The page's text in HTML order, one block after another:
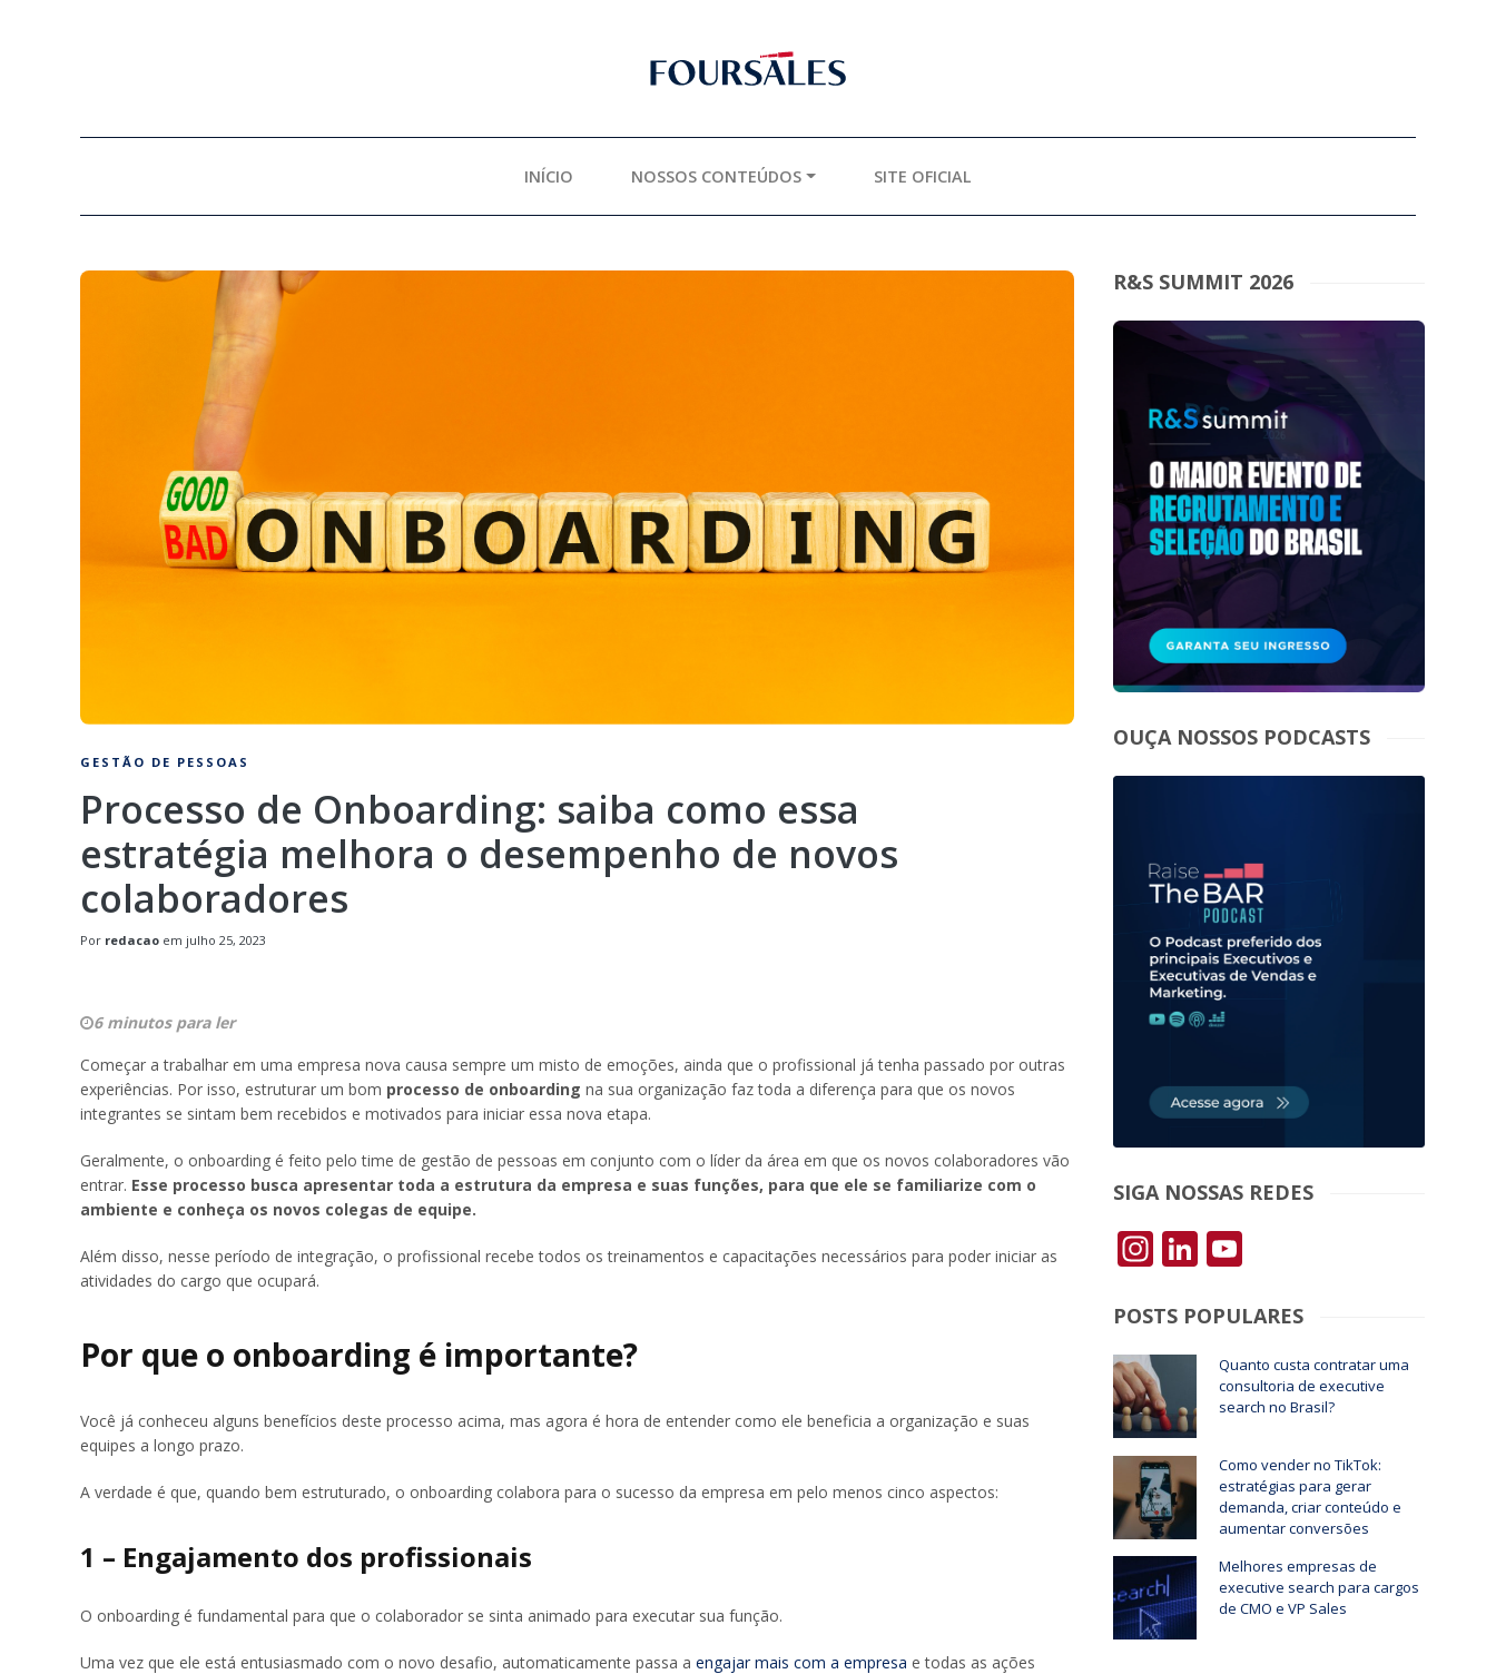
INÍCIO NOSSOS CONTEÚDOS SITE OFICIAL
GESTÃO DE PESSOAS
Processo de Onboarding: saiba como essa
estratégia melhora o desempenho de novos
colaboradores
Por redacao em julho 25, 2023
6 minutos para ler
Começar a trabalhar em uma empresa nova causa sempre um misto de emoções, ainda que o profissional já tenha passado por outras
experiências. Por isso, estruturar um bom processo de onboarding na sua organização faz toda a diferença para que os novos
integrantes se sintam bem recebidos e motivados para iniciar essa nova etapa.
Geralmente, o onboarding é feito pelo time de gestão de pessoas em conjunto com o líder da área em que os novos colaboradores vão
entrar. Esse processo busca apresentar toda a estrutura da empresa e suas funções, para que ele se familiarize com o
ambiente e conheça os novos colegas de equipe.
Além disso, nesse período de integração, o profissional recebe todos os treinamentos e capacitações necessários para poder iniciar as
atividades do cargo que ocupará.
Por que o onboarding é importante?
Você já conheceu alguns benefícios deste processo acima, mas agora é hora de entender como ele beneficia a organização e suas
equipes a longo prazo.
A verdade é que, quando bem estruturado, o onboarding colabora para o sucesso da empresa em pelo menos cinco aspectos:
1 – Engajamento dos profissionais
O onboarding é fundamental para que o colaborador se sinta animado para executar sua função.
Uma vez que ele está entusiasmado com o novo desafio, automaticamente passa a engajar mais com a empresa e todas as ações
R&S SUMMIT 2026
OUÇA NOSSOS PODCASTS
SIGA NOSSAS REDES
Instagram
LinkedIn
YouTube
POSTS POPULARES
Quanto custa contratar uma
consultoria de executive
search no Brasil?
Como vender no TikTok:
estratégias para gerar
demanda, criar conteúdo e
aumentar conversões
Melhores empresas de
executive search para cargos
de CMO e VP Sales